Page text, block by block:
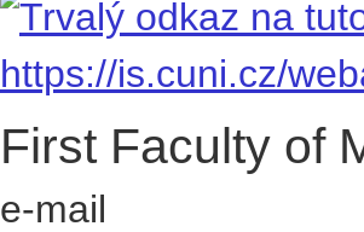
First Faculty of
e-mail